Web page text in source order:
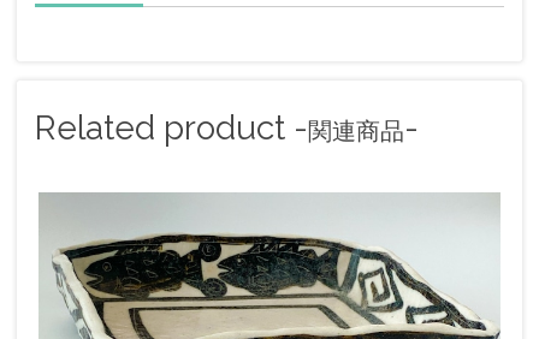
Related product -関連商品-